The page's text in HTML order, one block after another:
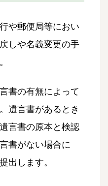
や郵便局等におい
しや名義変更の手
書の有無によって
遺言書があるとき
言書の原本と検認
書がない場合に
出します。